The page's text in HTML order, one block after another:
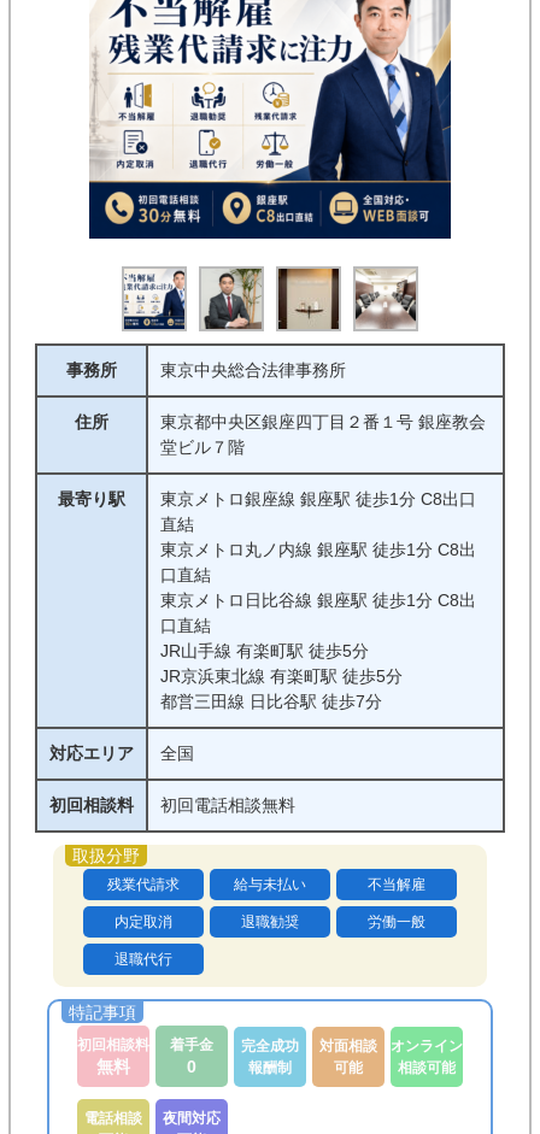
分野
残業代請求 給与未払い
不当解雇 雇い止め
内定取り消し 退職勧奨
労働一般
ハラスメント 退職代行
初回相談料無料
完全成功報酬制 対面相談可能
オンライン相談可能 電話相談可能
メール相談可能 後払い可能
分割払い可能 法テラス利用可
事務所 東京中央総合法律事務所
住所
東京都中央区銀座四丁目２番１号 銀座教会
堂ビル７階
最寄り駅
東京メトロ銀座線 銀座駅 徒歩1分 C8出口
直結
東京メトロ丸ノ内線 銀座駅 徒歩1分 C8出
口直結
東京メトロ日比谷線 銀座駅 徒歩1分 C8出
口直結
JR山手線 有楽町駅 徒歩5分
JR京浜東北線 有楽町駅 徒歩5分
都営三田線 日比谷駅 徒歩7分
対応エリア 全国
初回相談料 初回電話相談無料
残業代請求 給与未払い 不当解雇
内定取消 退職勧奨 労働一般
退職代行
初回相談料
無料
着手金
0
完全成功
報酬制
対面相談
可能
オンライン
相談可能
電話相談
夜間対応